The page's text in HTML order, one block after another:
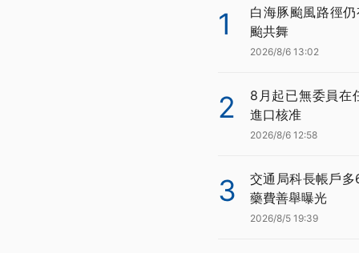
1
白海豚颱風路徑
颱共舞
2026/8/6 13:02
2
8月起已無委員在
進口核准
2026/8/6 12:58
3
交通局科長帳戶
藥費善舉曝光
2026/8/5 19:39